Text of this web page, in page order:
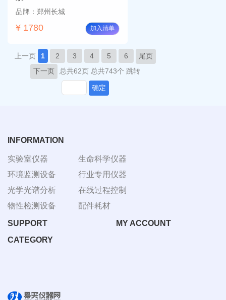
品牌：郑州长城
¥ 1780 加入清单
上一页 1 2 3 4 5 6
尾页
下一页
总共62页 总共743个 跳转
确定
INFORMATION
实验室仪器
环境监测设备
光学光谱分析
物性检测设备
生命科学仪器
行业专用仪器
在线过程控制
配件耗材
SUPPORT
MY ACCOUNT
CATEGORY